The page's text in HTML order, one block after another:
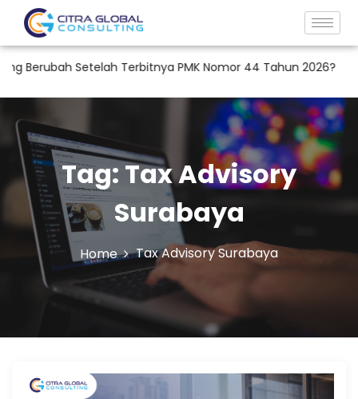
Setelah Terbitnya PMK Nomor 44 Tahun 2026?
Tag: Tax Advisory
Surabaya
Home Tax Advisory Surabaya